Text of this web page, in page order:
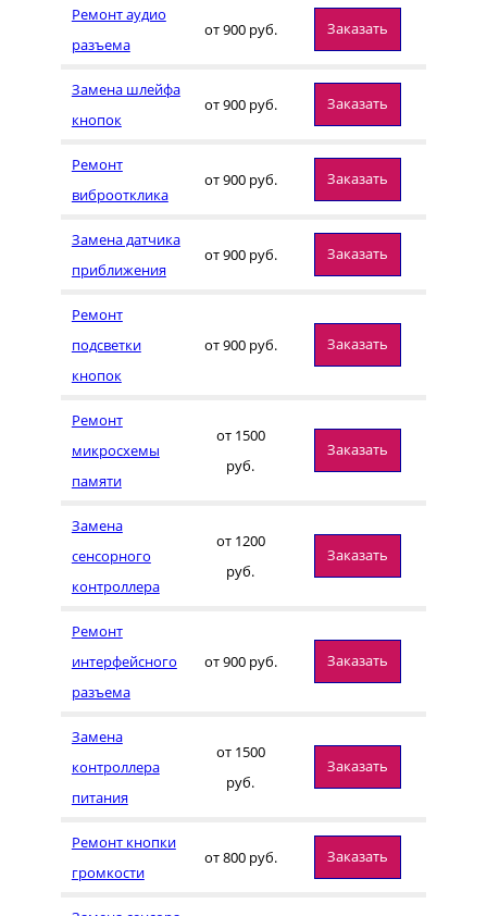
Ремонт аудио
разъема
от 900 руб. Заказать
Замена шлейфа
кнопок
от 900 руб. Заказать
Ремонт
виброотклика
от 900 руб. Заказать
Замена датчика
приближения
от 900 руб. Заказать
Ремонт
подсветки
кнопок
от 900 руб. Заказать
Ремонт
микросхемы
памяти
от 1500
руб.
Заказать
Замена
сенсорного
контроллера
от 1200
руб.
Заказать
Ремонт
интерфейсного
разъема
от 900 руб. Заказать
Замена
контроллера
питания
от 1500
руб.
Заказать
Ремонт кнопки
громкости
от 800 руб. Заказать